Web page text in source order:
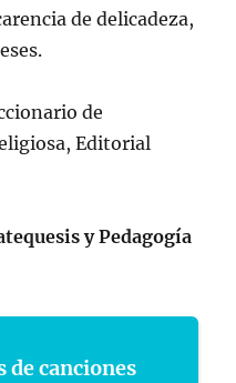
de delicadeza,
de
Editorial
y Pedagogía
de canciones